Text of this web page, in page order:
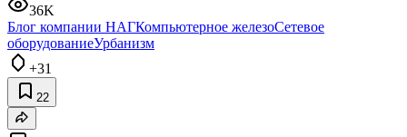
36K
Блог компании НАГКомпьютерное железоСетевое
оборудованиеУрбанизм
+31
22